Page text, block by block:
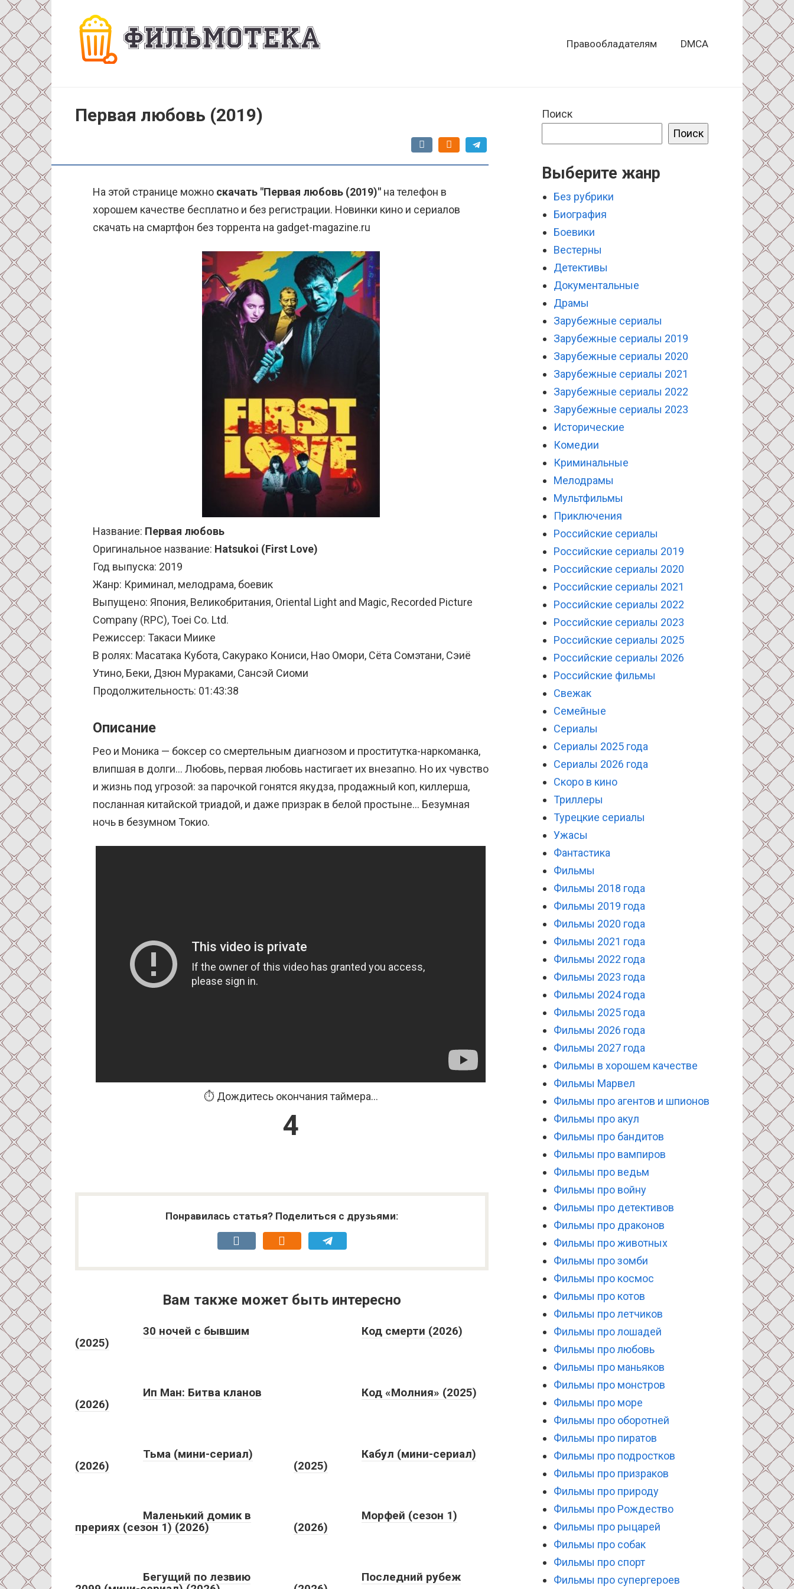
Перейти
к
контенту
Правообладателям DMCA
Первая любовь (2019)
На этой странице можно скачать "Первая любовь (2019)" на телефон в
хорошем качестве бесплатно и без регистрации. Новинки кино и сериалов
скачать на смартфон без торрента на gadget-magazine.ru
Название: Первая любовь
Оригинальное название: Hatsukoi (First Love)
Год выпуска: 2019
Жанр: Криминал, мелодрама, боевик
Выпущено: Япония, Великобритания, Oriental Light and Magic, Recorded Picture
Company (RPC), Toei Co. Ltd.
Режиссер: Такаси Миике
В ролях: Масатака Кубота, Сакурако Кониси, Нао Омори, Сёта Сомэтани, Сэиё
Утино, Беки, Дзюн Мураками, Сансэй Сиоми
Продолжительность: 01:43:38
Описание
Рео и Моника — боксер со смертельным диагнозом и проститутка-наркоманка,
влипшая в долги… Любовь, первая любовь настигает их внезапно. Но их чувство
и жизнь под угрозой: за парочкой гонятся якудза, продажный коп, киллерша,
посланная китайской триадой, и даже призрак в белой простыне… Безумная
ночь в безумном Токио.
⏱️ Дождитесь окончания таймера...
3
Понравилась статья? Поделиться с друзьями:
Вам также может быть интересно
30 ночей с бывшим
(2025)
Код смерти (2026)
Ип Ман: Битва кланов
(2026)
Код «Молния» (2025)
Тьма (мини-сериал)
(2026)
Кабул (мини-сериал)
(2025)
Маленький домик в
прериях (сезон 1) (2026)
Морфей (сезон 1)
(2026)
Бегущий по лезвию
Последний рубеж
Поиск
Поиск
Выберите жанр
Без рубрики
Биография
Боевики
Вестерны
Детективы
Документальные
Драмы
Зарубежные сериалы
Зарубежные сериалы 2019
Зарубежные сериалы 2020
Зарубежные сериалы 2021
Зарубежные сериалы 2022
Зарубежные сериалы 2023
Исторические
Комедии
Криминальные
Мелодрамы
Мультфильмы
Приключения
Российские сериалы
Российские сериалы 2019
Российские сериалы 2020
Российские сериалы 2021
Российские сериалы 2022
Российские сериалы 2023
Российские сериалы 2025
Российские сериалы 2026
Российские фильмы
Свежак
Семейные
Сериалы
Сериалы 2025 года
Сериалы 2026 года
Скоро в кино
Триллеры
Турецкие сериалы
Ужасы
Фантастика
Фильмы
Фильмы 2018 года
Фильмы 2019 года
Фильмы 2020 года
Фильмы 2021 года
Фильмы 2022 года
Фильмы 2023 года
Фильмы 2024 года
Фильмы 2025 года
Фильмы 2026 года
Фильмы 2027 года
Фильмы в хорошем качестве
Фильмы Марвел
Фильмы про агентов и шпионов
Фильмы про акул
Фильмы про бандитов
Фильмы про вампиров
Фильмы про ведьм
Фильмы про войну
Фильмы про детективов
Фильмы про драконов
Фильмы про животных
Фильмы про зомби
Фильмы про космос
Фильмы про котов
Фильмы про летчиков
Фильмы про лошадей
Фильмы про любовь
Фильмы про маньяков
Фильмы про монстров
Фильмы про море
Фильмы про оборотней
Фильмы про пиратов
Фильмы про подростков
Фильмы про призраков
Фильмы про природу
Фильмы про Рождество
Фильмы про рыцарей
Фильмы про собак
Фильмы про спорт
Фильмы про супергероев